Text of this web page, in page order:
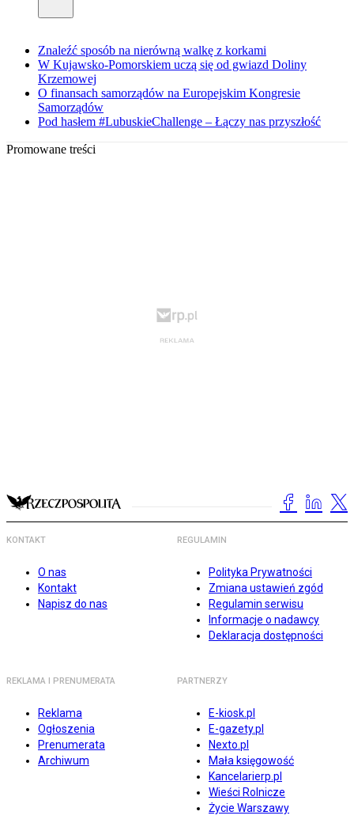
Znaleźć sposób na nierówną walkę z korkami
W Kujawsko-Pomorskiem uczą się od gwiazd Doliny
Krzemowej
O finansach samorządów na Europejskim Kongresie
Samorządów
Pod hasłem #LubuskieChallenge – Łączy nas przyszłość
Promowane treści
KONTAKT
O nas
Kontakt
Napisz do nas
REGULAMIN
Polityka Prywatności
Zmiana ustawień zgód
Regulamin serwisu
Informacje o nadawcy
Deklaracja dostępności
REKLAMA I PRENUMERATA
Reklama
Ogłoszenia
Prenumerata
Archiwum
PARTNERZY
E-kiosk.pl
E-gazety.pl
Nexto.pl
Mała księgowość
Kancelarierp.pl
Wieści Rolnicze
Życie Warszawy